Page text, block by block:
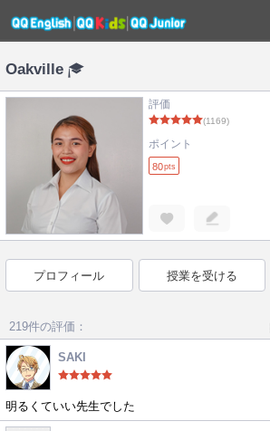
Oakville
評価
(1169)
ポイント
80pts
プロフィール 授業を受ける
219件の評価：
SAKI
明るくていい先生でした